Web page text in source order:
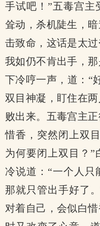
手试吧！”五毒宫主
耸动，杀机陡生，
击致命，这话是太
我如仍不肯出手，
下冷哼一声，道：“
双目神凝，盯住在
败出来。五毒宫主
惜香，突然闭上双
为何要闭上双目？”
冷说道：“一个人只
那就只管出手好了
对着自己，会似白